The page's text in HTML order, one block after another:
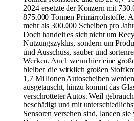
2024 ersetzte der Konzern mit
875.000 Tonnen Primärrohstoffe.
mehr als 300.000 Scheiben pro
Doch handelt es sich nicht um
Nutzungszyklus, sondern um
und Ausschuss, sauber und
Werken. Auch wenn hier eine
bleiben die wirklich großen
1,7 Millionen Autoscheiben
ausgetauscht, hinzu kommt das
verschrotteter Autos. Weil
beschädigt und mit
Sensoren versehen sind, landen